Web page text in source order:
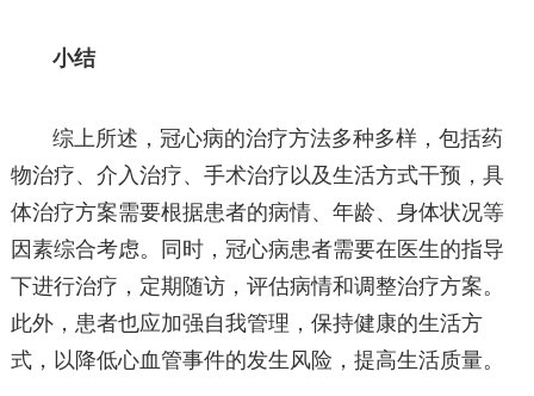
小结
综上所述，冠心病的治疗方法多种多样，包括药
物治疗、介入治疗、手术治疗以及生活方式干预，具
体治疗方案需要根据患者的病情、年龄、身体状况等
因素综合考虑。同时，冠心病患者需要在医生的指导
下进行治疗，定期随访，评估病情和调整治疗方案。
此外，患者也应加强自我管理，保持健康的生活方
式，以降低心血管事件的发生风险，提高生活质量。